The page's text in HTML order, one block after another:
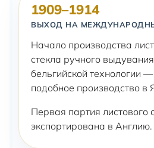
1909–1914
ВЫХОД НА
Начало производства
стекла ручного
бельгийской технологии
подобное производство в
Первая партия листового
экспортирована в Англию.